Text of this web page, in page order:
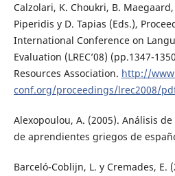
Calzolari, K. Choukri, B.
Piperidis y D. Tapias (Eds.),
International Conference on
Evaluation (LREC’08) (pp.1347-
Resources Association. http://
conf.org/proceedings/lrec2008/
Alexopoulou, A. (2005). Análisis
de aprendientes griegos de
Barceló-Coblijn, L. y Cremades, E.